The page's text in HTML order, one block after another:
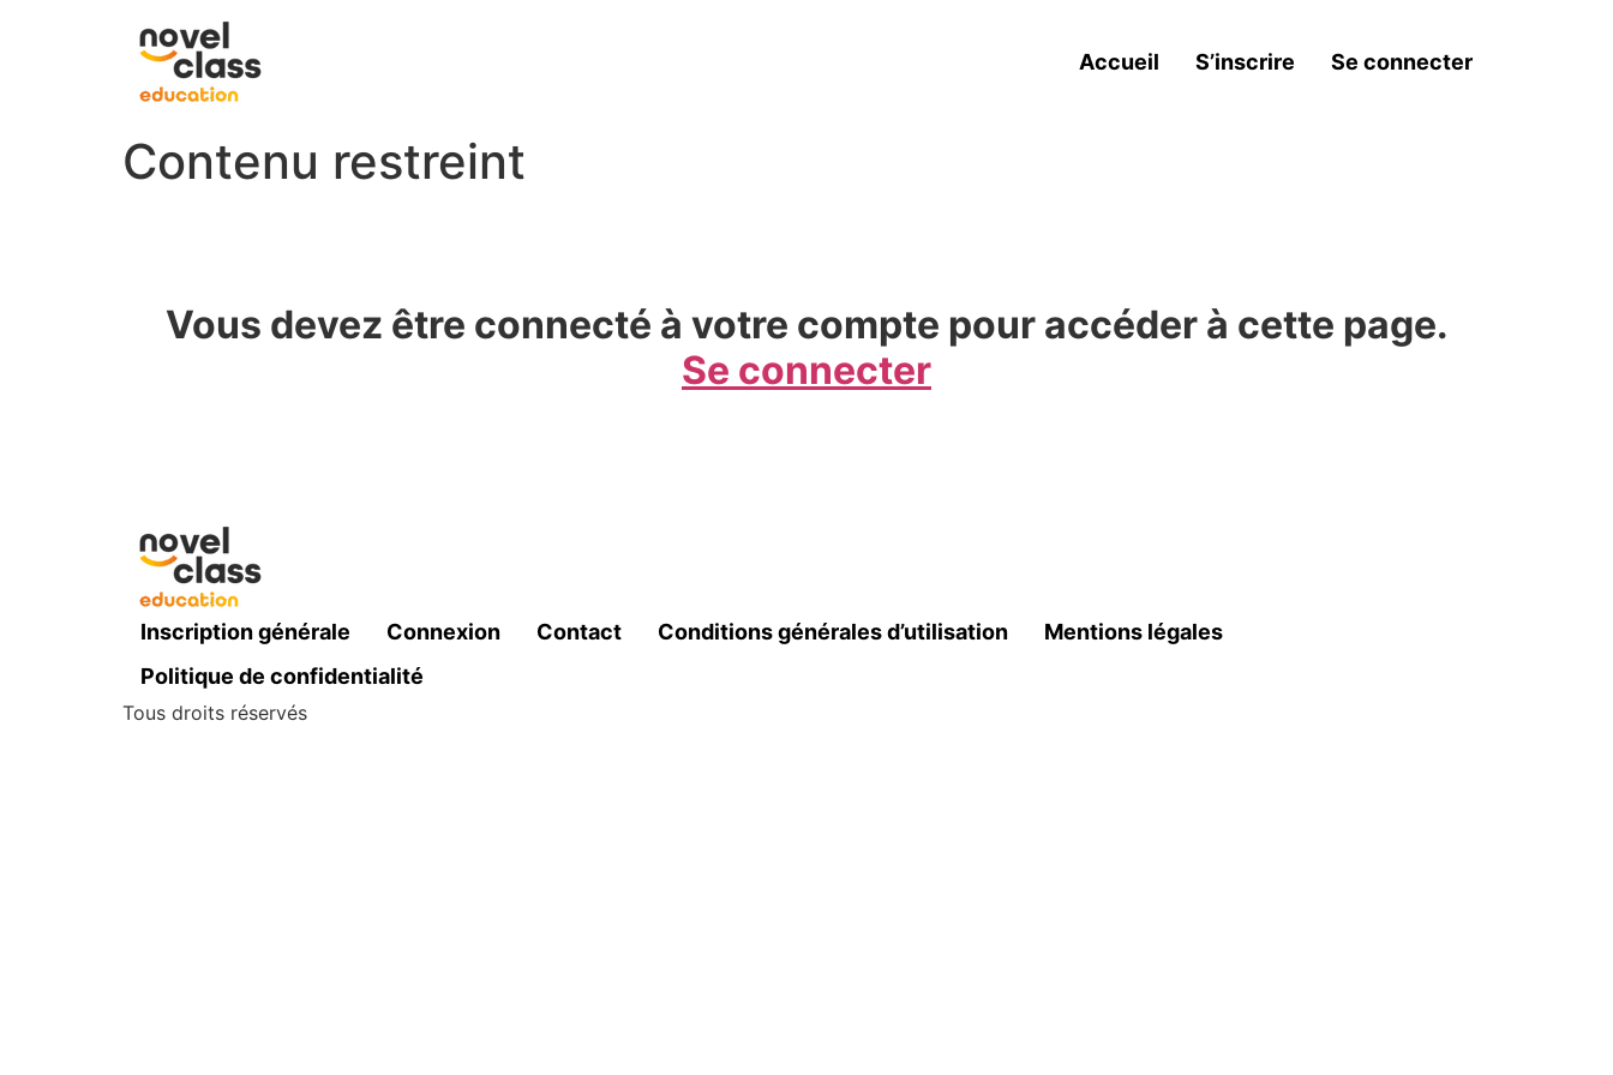
Accueil S’inscrire Se connecter
Contenu restreint
Vous devez être connecté à votre compte pour accéder à cette page.
Se connecter
Inscription générale Connexion Contact Conditions générales d’utilisation
Mentions légales
Politique de confidentialité
Tous droits réservés